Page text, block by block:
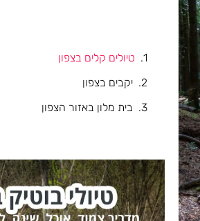
טיולים קלים בצפון
יקבים בצפון
בית מלון באזור הצפון